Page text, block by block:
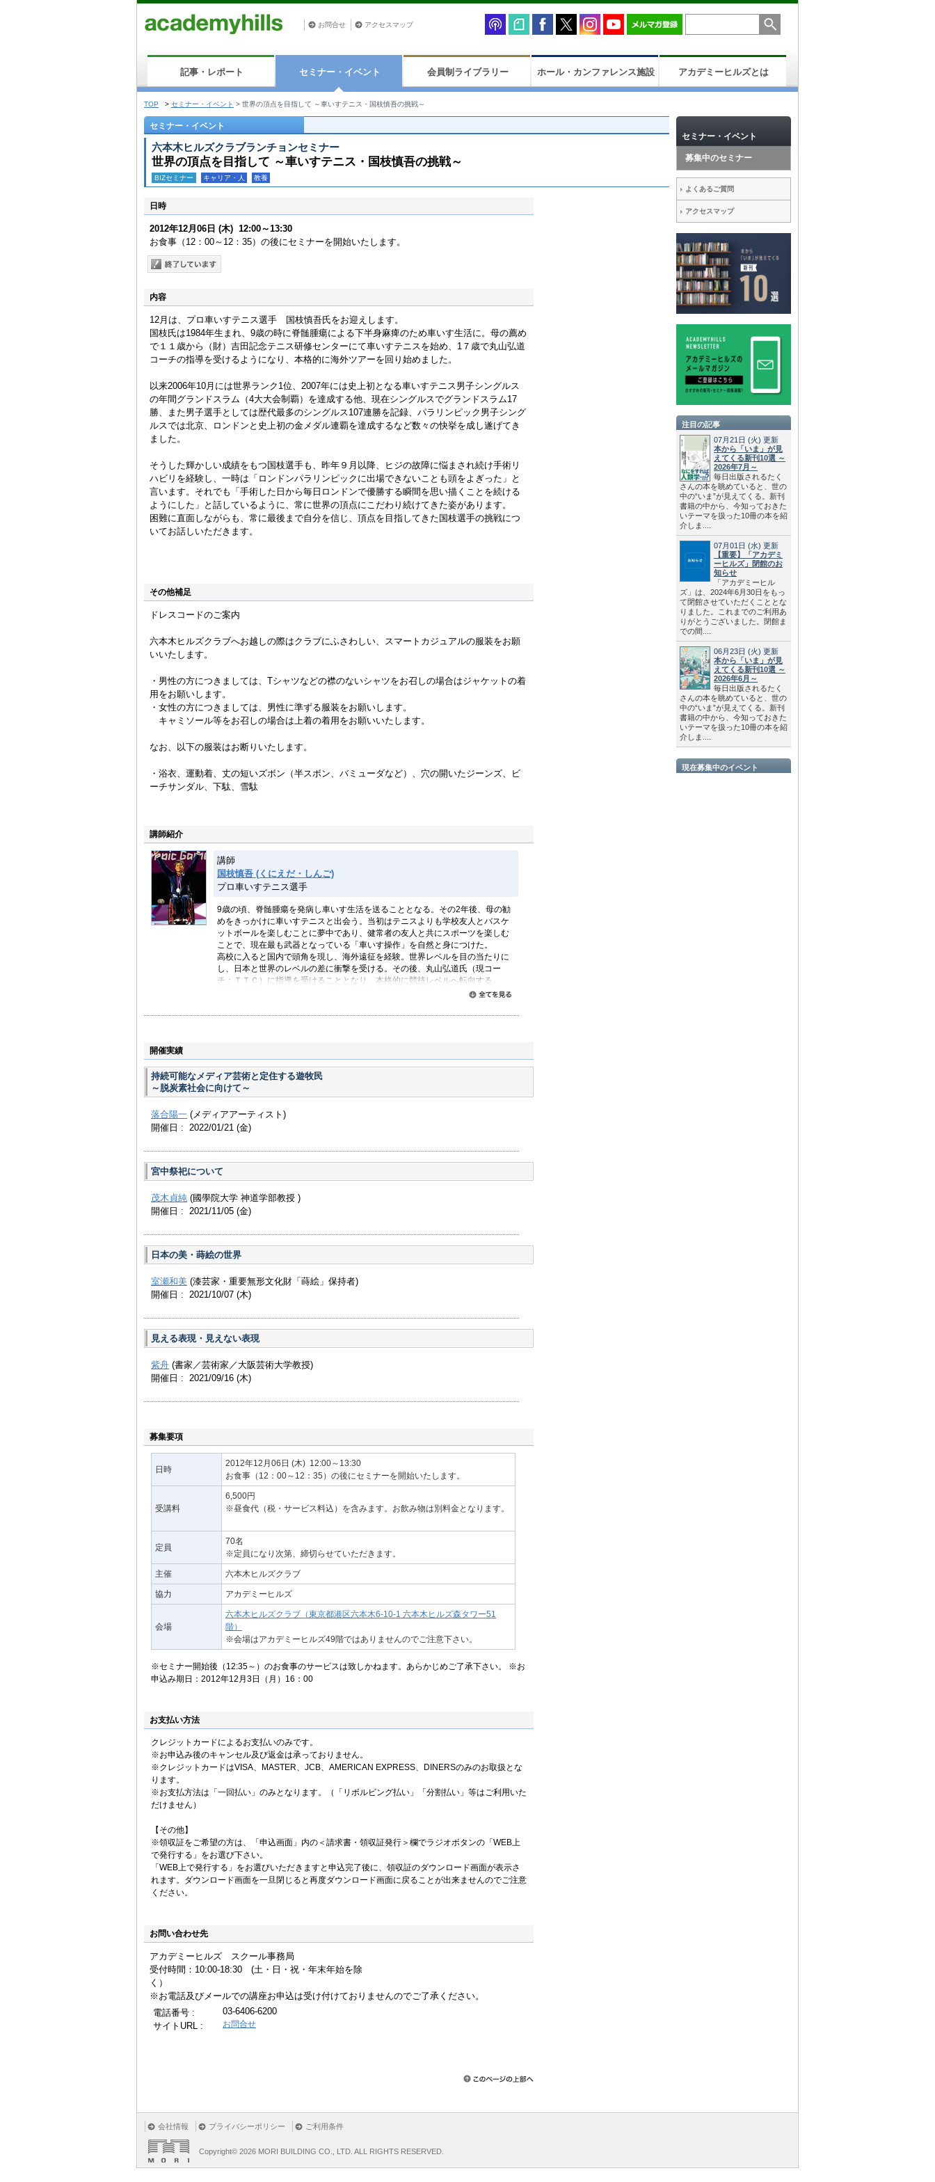
お問合せ アクセスマップ
記事・レポート セミナー・イベント 会員制ライブラリー ホール・カンファレンス施設 アカデミーヒルズとは
TOP > セミナー・イベント > 世界の頂点を目指して ～車いすテニス・国枝慎吾の挑戦～
セミナー・イベント
六本木ヒルズクラブランチョンセミナー
世界の頂点を目指して ～車いすテニス・国枝慎吾の挑戦～
BIZセミナー キャリア・人 教養
日時
2012年12月06日 (木) 12:00～13:30
お食事（12：00～12：35）の後にセミナーを開始いたします。
内容
12月は、プロ車いすテニス選手 国枝慎吾氏をお迎えします。
国枝氏は1984年生まれ、9歳の時に脊髄腫瘍による下半身麻痺のため車いす生活に。母の薦め
で１１歳から（財）吉田記念テニス研修センターにて車いすテニスを始め、1７歳で丸山弘道
コーチの指導を受けるようになり、本格的に海外ツアーを回り始めました。
以来2006年10月には世界ランク1位、2007年には史上初となる車いすテニス男子シングルス
の年間グランドスラム（4大大会制覇）を達成する他、現在シングルスでグランドスラム17
勝、また男子選手としては歴代最多のシングルス107連勝を記録、パラリンピック男子シング
ルスでは北京、ロンドンと史上初の金メダル連覇を達成するなど数々の快挙を成し遂げてき
ました。
そうした輝かしい成績をもつ国枝選手も、昨年９月以降、ヒジの故障に悩まされ続け手術リ
ハビリを経験し、一時は「ロンドンパラリンピックに出場できないことも頭をよぎった」と
言います。それでも「手術した日から毎日ロンドンで優勝する瞬間を思い描くことを続ける
ようにした」と話しているように、常に世界の頂点にこだわり続けてきた姿があります。
困難に直面しながらも、常に最後まで自分を信じ、頂点を目指してきた国枝選手の挑戦につ
いてお話しいただきます。
その他補足
ドレスコードのご案内
六本木ヒルズクラブへお越しの際はクラブにふさわしい、スマートカジュアルの服装をお願
いいたします。
・男性の方につきましては、Tシャツなどの襟のないシャツをお召しの場合はジャケットの着
用をお願いします。
・女性の方につきましては、男性に準ずる服装をお願いします。
キャミソール等をお召しの場合は上着の着用をお願いいたします。
なお、以下の服装はお断りいたします。
・浴衣、運動着、丈の短いズボン（半スボン、バミューダなど）、穴の開いたジーンズ、ビ
ーチサンダル、下駄、雪駄
講師紹介
講師
国枝慎吾 (くにえだ・しんご)
プロ車いすテニス選手
9歳の頃、脊髄腫瘍を発病し車いす生活を送ることとなる。その2年後、母の勧
めをきっかけに車いすテニスと出会う。当初はテニスよりも学校友人とバスケ
ットボールを楽しむことに夢中であり、健常者の友人と共にスポーツを楽しむ
ことで、現在最も武器となっている「車いす操作」を自然と身につけた。
高校に入ると国内で頭角を現し、海外遠征を経験。世界レベルを目の当たりに
し、日本と世界のレベルの差に衝撃を受ける。その後、丸山弘道氏（現コー
チ：ＴＴＣ）に指導を受けることとなり、本格的に競技レベルへ転向する。
2004年アテネパラリンピックにて、斎田悟司選手とペアを組み、ダブルス金メ
タイトルを獲得しアジア人初の世界ランキング1位の座に就く。2007年、アジ
になり、その年の全豪オープンで3連覇。4月には車いすテニス選手として日本
初のプロ転向を宣言。その後、ジャパンオープン4連覇、全仏オープン3連覇。
ダブルスのみ開催のウィンブルドンでは準優勝（w/ｱﾏﾗｰﾝ選手）。USオープン
でも07年に続き2連覇を達成。（08年は五輪の為不開催）
2010年、全豪オープン、全仏オープン、USオープンの全てのグランドスラ
ム・シングルス優勝。また、スポーツのアカデミー賞といわれるローレウスス
ニス初の4年連続世界チャンピオン達成。
2011年も全豪オープン、USオープンのシングルス優勝。USオープン時に痛め
た肘の影響で、その後、戦線離脱を余儀なくされるが、2012年5月のジャパン
オープンで復帰、9月に行われたロンドンパラリンピックで前人未到の2大会連
続金メダル、完全復活を果たした。
普及活動も熱心に行っています。（写真：IMG提供）
開催実績
持続可能なメディア芸術と定住する遊牧民
～脱炭素社会に向けて～
落合陽一 (メディアアーティスト)
開催日 : 2022/01/21 (金)
宮中祭祀について
茂木貞純 (國學院大学 神道学部教授 )
開催日 : 2021/11/05 (金)
日本の美・蒔絵の世界
室瀬和美 (漆芸家・重要無形文化財「蒔絵」保持者)
開催日 : 2021/10/07 (木)
見える表現・見えない表現
紫舟 (書家／芸術家／大阪芸術大学教授)
開催日 : 2021/09/16 (木)
募集要項
日時
2012年12月06日 (木) 12:00～13:30
お食事（12：00～12：35）の後にセミナーを開始いたします。
受講料
6,500円
※昼食代（税・サービス料込）を含みます。お飲み物は別料金となります。
定員
70名
※定員になり次第、締切らせていただきます。
主催 六本木ヒルズクラブ
協力 アカデミーヒルズ
会場
六本木ヒルズクラブ（東京都港区六本木6-10-1 六本木ヒルズ森タワー51
階）
※会場はアカデミーヒルズ49階ではありませんのでご注意下さい。
※セミナー開始後（12:35～）のお食事のサービスは致しかねます。あらかじめご了承下さい。 ※お
申込み期日：2012年12月3日（月）16：00
お支払い方法
クレジットカードによるお支払いのみです。
※お申込み後のキャンセル及び返金は承っておりません。
※クレジットカードはVISA、MASTER、JCB、AMERICAN EXPRESS、DINERSのみのお取扱とな
ります。
※お支払方法は「一回払い」のみとなります。（「リボルビング払い」「分割払い」等はご利用いた
だけません）
【その他】
※領収証をご希望の方は、「申込画面」内の＜請求書・領収証発行＞欄でラジオボタンの「WEB上
で発行する」をお選び下さい。
「WEB上で発行する」をお選びいただきますと申込完了後に、領収証のダウンロード画面が表示さ
れます。ダウンロード画面を一旦閉じると再度ダウンロード画面に戻ることが出来ませんのでご注意
ください。
お問い合わせ先
アカデミーヒルズ スクール事務局
受付時間：10:00-18:30 (土・日・祝・年末年始を除
く）
※お電話及びメールでの講座お申込は受け付けておりませんのでご了承ください。
電話番号 :
03-6406-6200
サイトURL :
お問合せ
セミナー・イベント
募集中のセミナー
よくあるご質問
アクセスマップ
注目の記事
07月21日 (火) 更新
本から「いま」が見
えてくる新刊10選 ～
2026年7月～
毎日出版されるたく
さんの本を眺めていると、世の
中の“いま”が見えてくる。新刊
書籍の中から、今知っておきた
いテーマを扱った10冊の本を紹
介しま....
07月01日 (水) 更新
【重要】「アカデミ
ーヒルズ」閉館のお
知らせ
「アカデミーヒル
ズ」は、2024年6月30日をもっ
て閉館させていただくこととな
りました。これまでのご利用あ
りがとうございました。閉館ま
での間....
06月23日 (火) 更新
本から「いま」が見
えてくる新刊10選 ～
2026年6月～
毎日出版されるたく
さんの本を眺めていると、世の
中の“いま”が見えてくる。新刊
書籍の中から、今知っておきた
いテーマを扱った10冊の本を紹
介しま....
現在募集中のイベント
会社情報 プライバシーポリシー ご利用条件
Copyright© 2026 MORI BUILDING CO., LTD. ALL RIGHTS RESERVED.